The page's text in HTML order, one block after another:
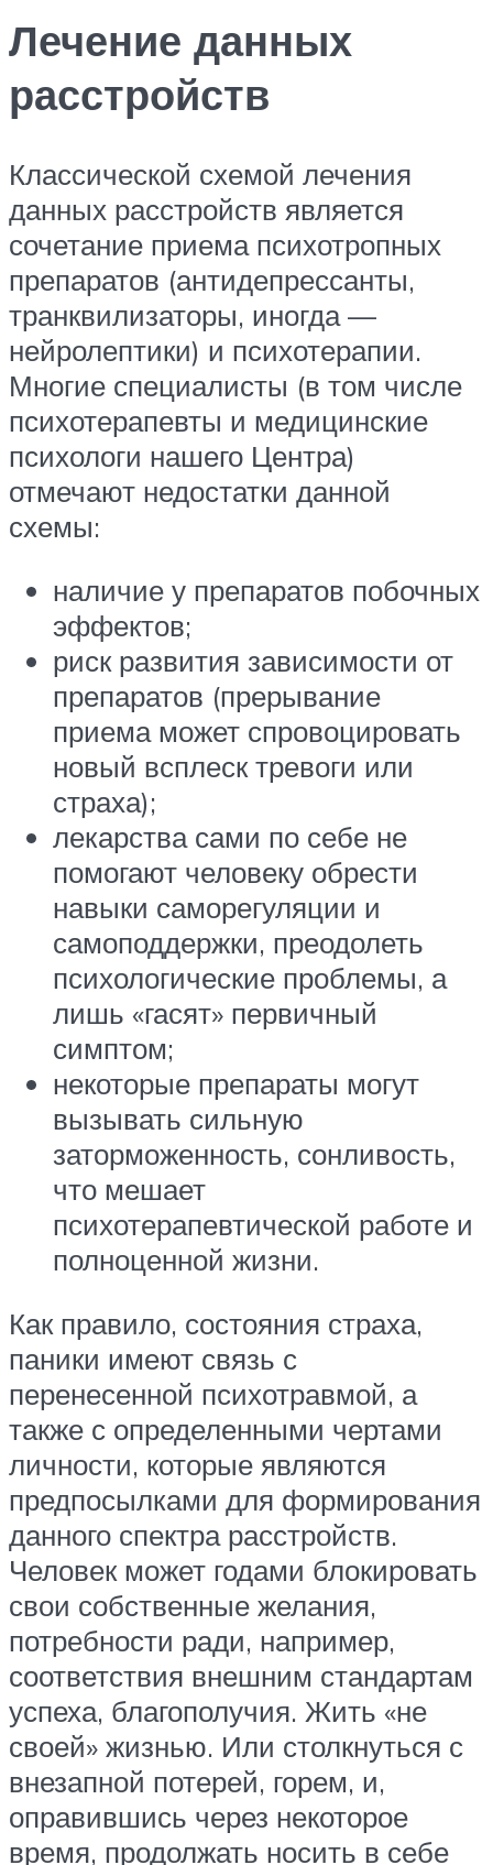
Лечение данных
расстройств
Классической схемой лечения
данных расстройств является
сочетание приема психотропных
препаратов (антидепрессанты,
транквилизаторы, иногда —
нейролептики) и психотерапии.
Многие специалисты (в том числе
психотерапевты и медицинские
психологи нашего Центра)
отмечают недостатки данной
схемы:
наличие у препаратов побочных
эффектов;
риск развития зависимости от
препаратов (прерывание
приема может спровоцировать
новый всплеск тревоги или
страха);
лекарства сами по себе не
помогают человеку обрести
навыки саморегуляции и
самоподдержки, преодолеть
психологические проблемы, а
лишь «гасят» первичный
симптом;
некоторые препараты могут
вызывать сильную
заторможенность, сонливость,
что мешает
психотерапевтической работе и
полноценной жизни.
Как правило, состояния страха,
паники имеют связь с
перенесенной психотравмой, а
также с определенными чертами
личности, которые являются
предпосылками для формирования
данного спектра расстройств.
Человек может годами блокировать
свои собственные желания,
потребности ради, например,
соответствия внешним стандартам
успеха, благополучия. Жить «не
своей» жизнью. Или столкнуться с
внезапной потерей, горем, и,
оправившись через некоторое
время, продолжать носить в себе